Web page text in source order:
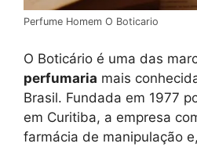
Perfume Homem O Boticario
O Boticário é uma das
perfumaria mais
Brasil. Fundada em 1977
em Curitiba, a empresa
farmácia de manipulação